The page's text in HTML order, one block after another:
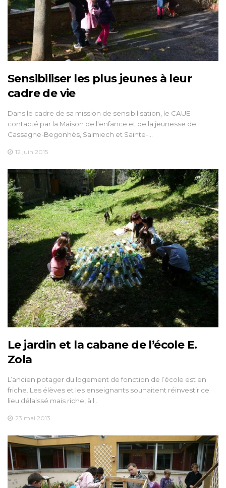
Sensibiliser les plus jeunes à leur
cadre de vie
Dans le cadre de sa mission de sensibilisation, le CAUE
contacté par la Maison de l'enfance et de la jeunesse de
Cassagne-Begonhès, Salmiech et Sainte-…
12 juin 2015
Le jardin et la cabane de l’école E.
Zola
L’ancien potager du logement de fonction de l’école est en
friche. Les élèves et les enseignants souhaitent réinvestir ce
lieu délaissé mais riche, à l…
23 mai 2013